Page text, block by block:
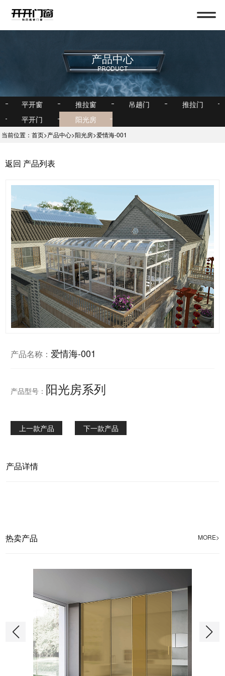
产品中心
新闻中心
招商加盟
产品中心
PRODUCT
平开窗 推拉窗 吊趟门
推拉门
平开门
阳光房
当前位置： 首页>产品中心>阳光房>爱情海-001
返回 产品列表
产品名称：爱情海-001
产品型号： 阳光房系列
上一款产品 下一款产品
产品详情
热卖产品 MORE>